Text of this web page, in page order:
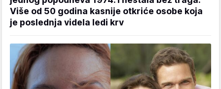
Više od 50 godina kasnije otkriće osobe koja
je poslednja videla ledi krv